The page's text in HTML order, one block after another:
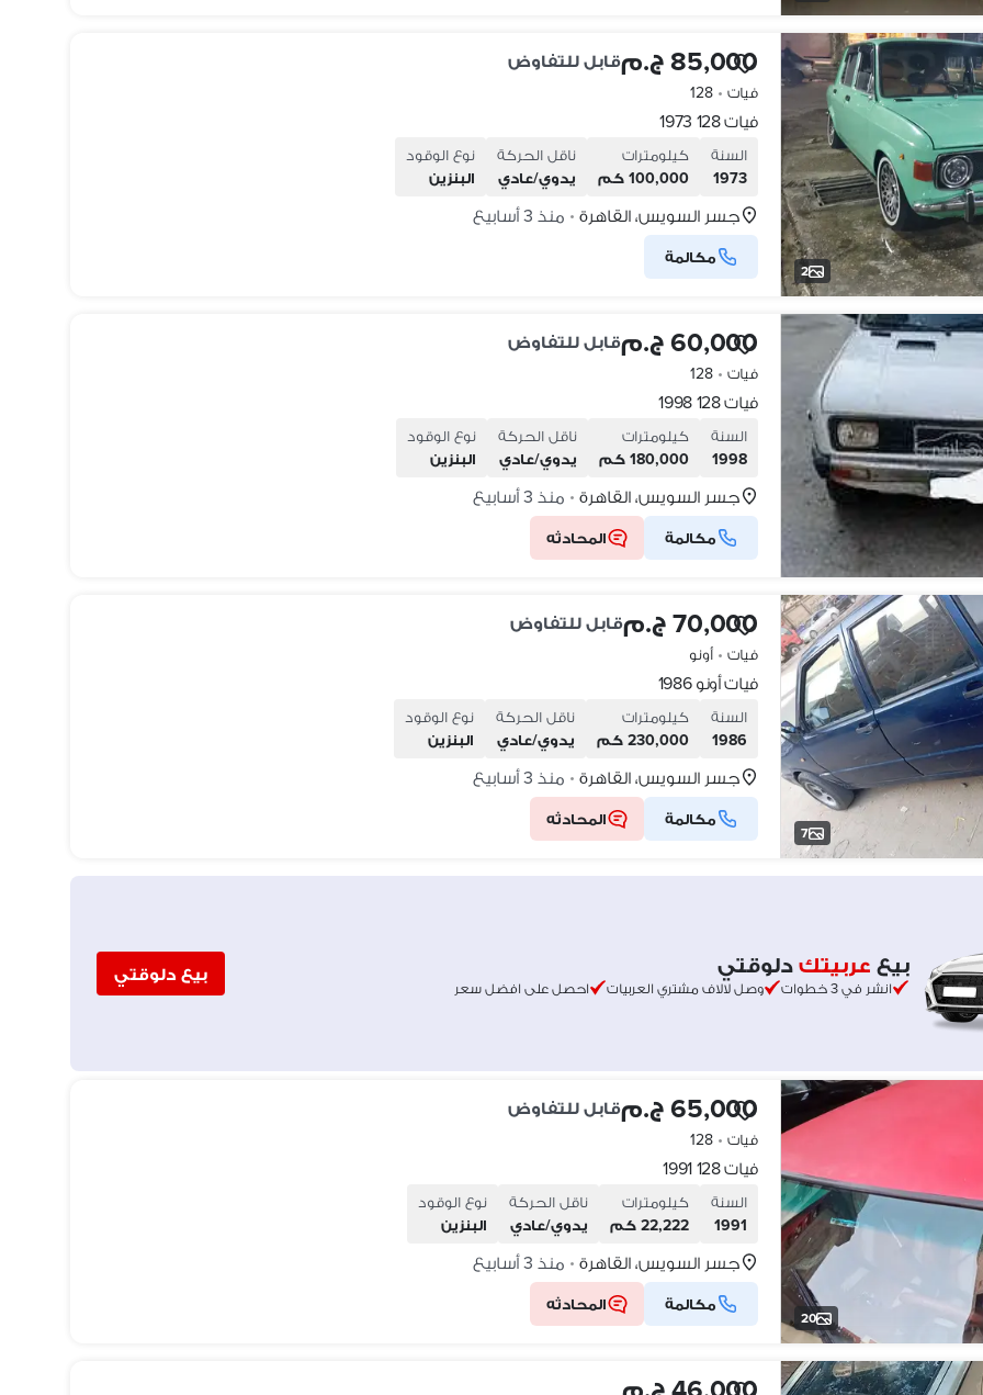
2
85,000 ج.م قابل للتفاوض
فيات •
128
فيات 128 1973
السنة
1973
كيلومترات
100,000 كم
ناقل الحركة
يدوي/عادي
نوع الوقود
البنزين
جسر السويس، القاهرة • منذ 3 أسابيع
مكالمة
60,000 ج.م قابل للتفاوض
فيات •
128
فيات 128 1998
السنة
1998
كيلومترات
180,000 كم
ناقل الحركة
يدوي/عادي
نوع الوقود
البنزين
جسر السويس، القاهرة • منذ 3 أسابيع
مكالمة المحادثه
7
70,000 ج.م قابل للتفاوض
فيات • أونو
فيات أونو 1986
السنة
1986
كيلومترات
230,000 كم
ناقل الحركة
يدوي/عادي
نوع الوقود
البنزين
جسر السويس، القاهرة • منذ 3 أسابيع
مكالمة المحادثه
بيع عربيتكدلوقتي
انشر في 3 خطوات وصل لالاف مشتري العربيات احصل على افضل سعر
بيع دلوقتي
20
65,000 ج.م قابل للتفاوض
فيات •
128
فيات 128 1991
السنة
1991
كيلومترات
22,222 كم
ناقل الحركة
يدوي/عادي
نوع الوقود
البنزين
جسر السويس، القاهرة • منذ 3 أسابيع
مكالمة المحادثه